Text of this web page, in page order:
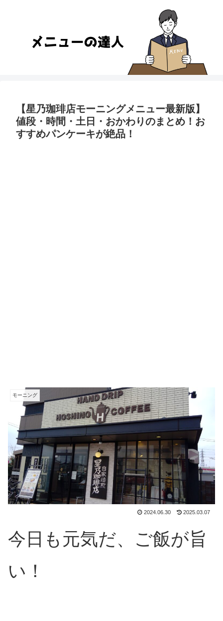
【星乃珈琲店モーニングメニュー最新版】
値段・時間・土日・おかわりのまとめ！お
すすめパンケーキが絶品！
モーニング
2024.06.30 2025.03.07
今日も元気だ、ご飯が旨
い！